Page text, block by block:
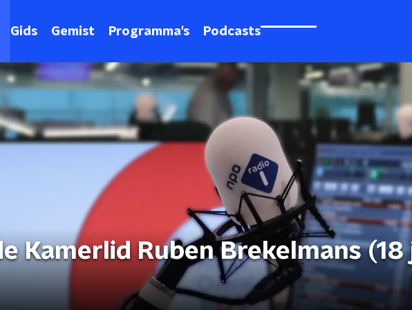
Gids Gemist Programma's Podcasts
Kamerlid Ruben Brekelmans (18